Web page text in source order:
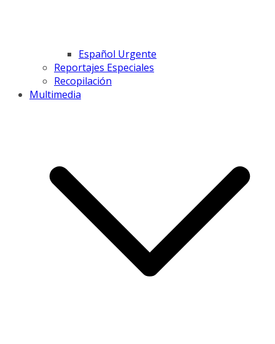
Español Urgente
Reportajes Especiales
Recopilación
Multimedia